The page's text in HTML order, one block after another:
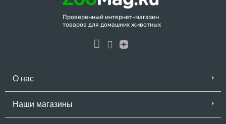
Проверенный интернет-магазин
товаров для домашних животных
О нас
Наши магазины